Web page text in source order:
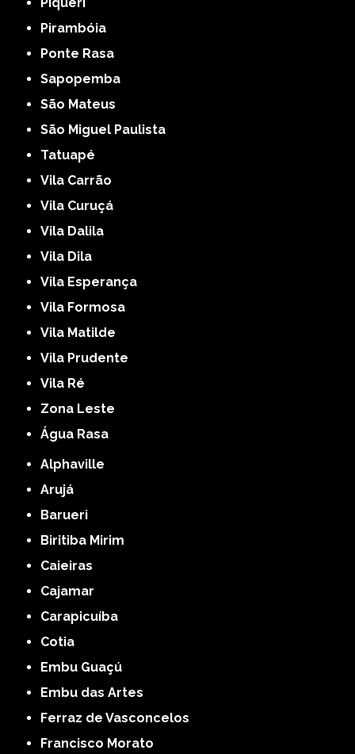
Pirambóia
Ponte Rasa
Sapopemba
São Mateus
São Miguel Paulista
Tatuapé
Vila Carrão
Vila Curuçá
Vila Dalila
Vila Dila
Vila Esperança
Vila Formosa
Vila Matilde
Vila Prudente
Vila Ré
Zona Leste
Água Rasa
Alphaville
Arujá
Barueri
Biritiba Mirim
Caieiras
Cajamar
Carapicuíba
Cotia
Embu Guaçú
Embu das Artes
Ferraz de Vasconcelos
Francisco Morato